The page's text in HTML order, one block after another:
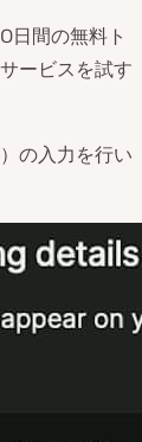
間の無料ト
ービスを試す
の入力を行い